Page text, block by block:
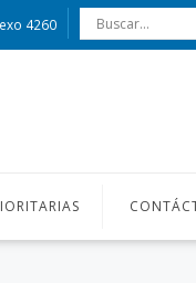
4260